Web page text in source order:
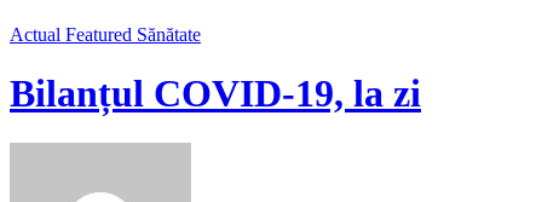
Actual Featured Sănătate
Bilanțul COVID-19, la zi